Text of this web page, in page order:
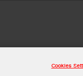
Cookies